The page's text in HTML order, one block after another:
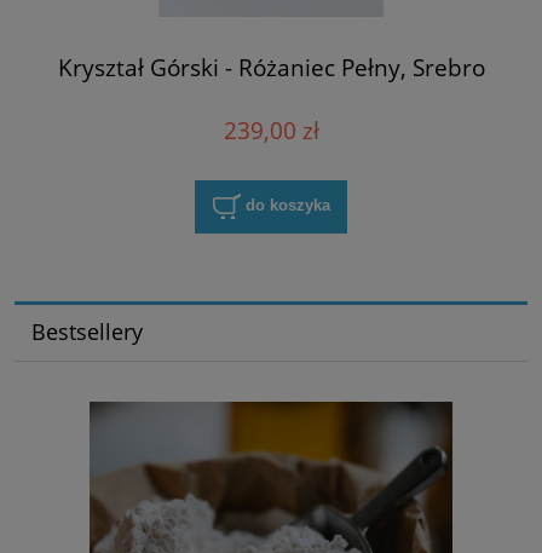
Kryształ Górski - Różaniec Pełny, Srebro
239,00 zł
do koszyka
Bestsellery